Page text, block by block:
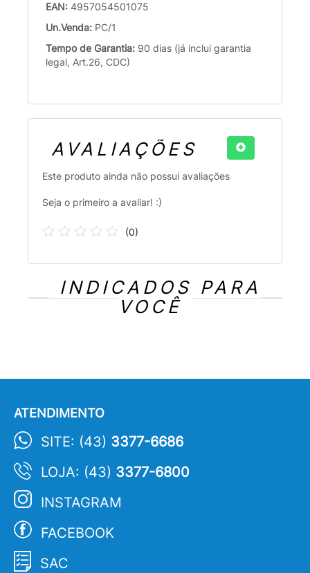
EAN: 4957054501075
Un.Venda: PC/1
Tempo de Garantia: 90 dias (já inclui garantia
legal, Art.26, CDC)
AVALIAÇÕES
Este produto ainda não possui avaliações
Seja o primeiro a avaliar! :)
(0)
INDICADOS PARA
VOCÊ
ATENDIMENTO
SITE: (43) 3377-6686
LOJA: (43) 3377-6800
INSTAGRAM
FACEBOOK
SAC